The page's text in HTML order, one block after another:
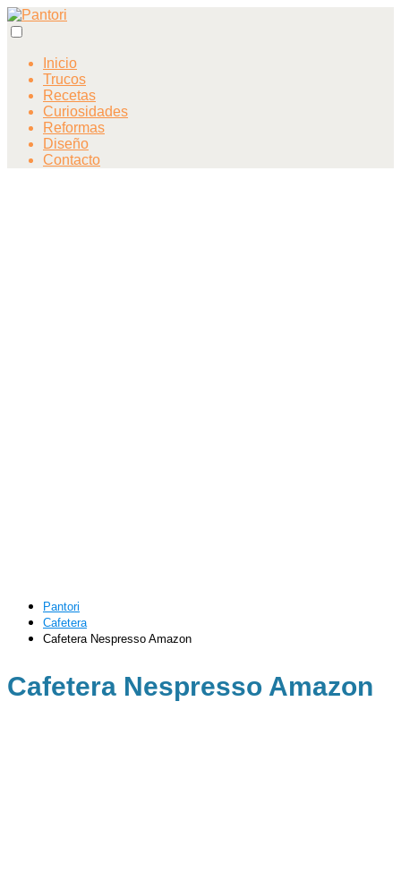
Inicio
Trucos
Recetas
Curiosidades
Reformas
Diseño
Contacto
Pantori
Cafetera
Cafetera Nespresso Amazon
Cafetera Nespresso Amazon